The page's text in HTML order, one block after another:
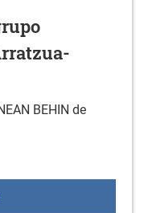
BEHIN de
ganador del